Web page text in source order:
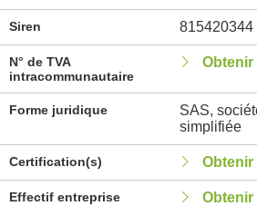
Siren 815420344
N° de TVA
intracommunautaire
Obtenir
Forme juridique
SAS,
simplifiée
Certification(s)
Effectif entreprise